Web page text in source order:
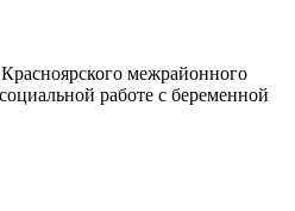
межрайонного
работе с беременной